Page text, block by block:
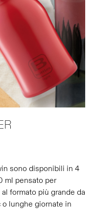
sono disponibili in 4
ml pensato per
formato più grande da
lunghe giornate in